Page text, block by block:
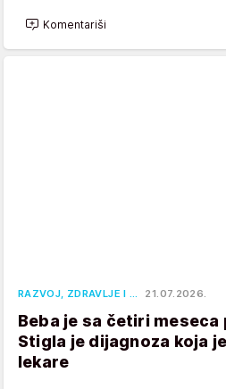
Komentariši
RAZVOJ, ZDRAVLJE I … 21.07.2026.
Beba je sa četiri
Stigla je dijagnoza koja
lekare